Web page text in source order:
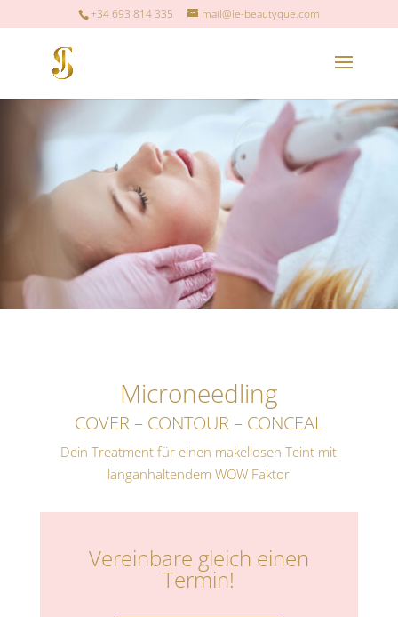
+34 693 814 335 mail@le-beautyque.com
Microneedling
COVER – CONTOUR – CONCEAL
Dein Treatment für einen makellosen Teint mit
langanhaltendem WOW Faktor
Vereinbare gleich einen
Termin!